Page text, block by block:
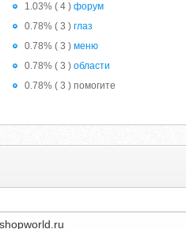
1.03% ( 4 )форум
0.78% ( 3 )глаз
0.78% ( 3 )меню
0.78% ( 3 )области
0.78% ( 3 ) помогите